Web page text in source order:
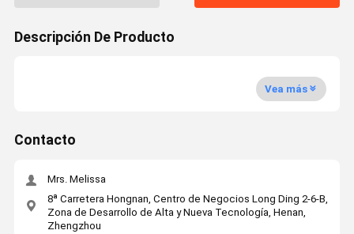
Descripción De Producto
Vea más
Contacto
Mrs. Melissa
8ª Carretera Hongnan, Centro de Negocios Long Ding 2-6-B,
Zona de Desarrollo de Alta y Nueva Tecnología, Henan,
Zhengzhou